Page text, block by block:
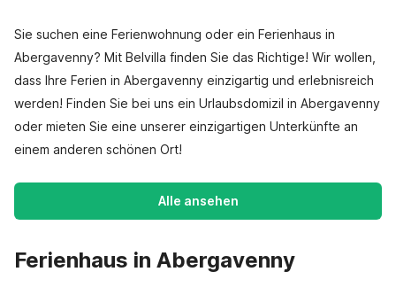
Sie suchen eine Ferienwohnung oder ein Ferienhaus in
Abergavenny? Mit Belvilla finden Sie das Richtige! Wir wollen,
dass Ihre Ferien in Abergavenny einzigartig und erlebnisreich
werden! Finden Sie bei uns ein Urlaubsdomizil in Abergavenny
oder mieten Sie eine unserer einzigartigen Unterkünfte an
einem anderen schönen Ort!
Alle ansehen
Ferienhaus in Abergavenny